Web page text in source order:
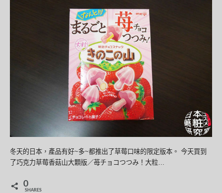
冬天的日本，產品有好~多~都推出了草莓口味的限定版本。 今天買到
了巧克力草莓香菇山大顆版／苺チョコつつみ！大粒…
0
SHARES